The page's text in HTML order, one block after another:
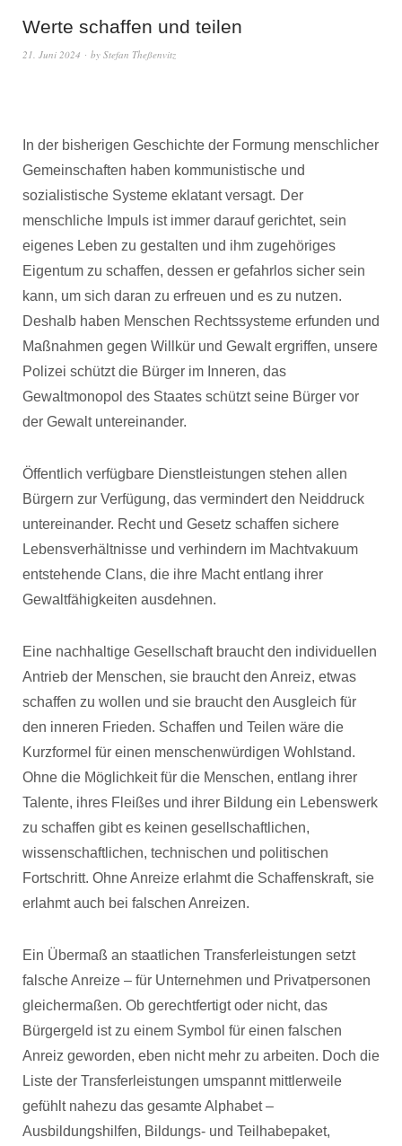
Werte schaffen und teilen
21. Juni 2024 by Stefan Theßenvitz
In der bisherigen Geschichte der Formung menschlicher
Gemeinschaften haben kommunistische und
sozialistische Systeme eklatant versagt. Der
menschliche Impuls ist immer darauf gerichtet, sein
eigenes Leben zu gestalten und ihm zugehöriges
Eigentum zu schaffen, dessen er gefahrlos sicher sein
kann, um sich daran zu erfreuen und es zu nutzen.
Deshalb haben Menschen Rechtssysteme erfunden und
Maßnahmen gegen Willkür und Gewalt ergriffen, unsere
Polizei schützt die Bürger im Inneren, das
Gewaltmonopol des Staates schützt seine Bürger vor
der Gewalt untereinander.
Öffentlich verfügbare Dienstleistungen stehen allen
Bürgern zur Verfügung, das vermindert den Neiddruck
untereinander. Recht und Gesetz schaffen sichere
Lebensverhältnisse und verhindern im Machtvakuum
entstehende Clans, die ihre Macht entlang ihrer
Gewaltfähigkeiten ausdehnen.
Eine nachhaltige Gesellschaft braucht den individuellen
Antrieb der Menschen, sie braucht den Anreiz, etwas
schaffen zu wollen und sie braucht den Ausgleich für
den inneren Frieden. Schaffen und Teilen wäre die
Kurzformel für einen menschenwürdigen Wohlstand.
Ohne die Möglichkeit für die Menschen, entlang ihrer
Talente, ihres Fleißes und ihrer Bildung ein Lebenswerk
zu schaffen gibt es keinen gesellschaftlichen,
wissenschaftlichen, technischen und politischen
Fortschritt. Ohne Anreize erlahmt die Schaffenskraft, sie
erlahmt auch bei falschen Anreizen.
Ein Übermaß an staatlichen Transferleistungen setzt
falsche Anreize – für Unternehmen und Privatpersonen
gleichermaßen. Ob gerechtfertigt oder nicht, das
Bürgergeld ist zu einem Symbol für einen falschen
Anreiz geworden, eben nicht mehr zu arbeiten. Doch die
Liste der Transferleistungen umspannt mittlerweile
gefühlt nahezu das gesamte Alphabet –
Ausbildungshilfen, Bildungs- und Teilhabepaket,